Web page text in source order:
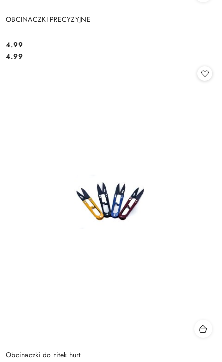
OBCINACZKI PRECYZYJNE
Cena:
4.99
Cena:
4.99
Obcinaczki do nitek hurt